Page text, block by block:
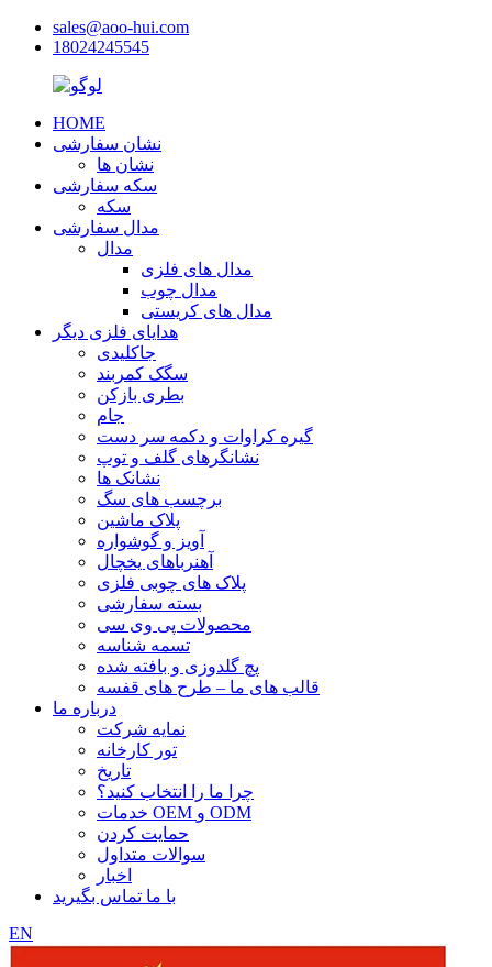
sales@aoo-hui.com
18024245545
HOME
نشان سفارشی
نشان ها
سکه سفارشی
سکه
مدال سفارشی
مدال
مدال های فلزی
مدال چوب
مدال های کریستی
هدایای فلزی دیگر
جاکلیدی
سگک کمربند
بطری بازکن
جام
گیره کراوات و دکمه سر دست
نشانگرهای گلف و توپ
نشانک ها
برچسب های سگ
پلاک ماشین
آویز و گوشواره
آهنرباهای یخچال
پلاک های چوبی فلزی
بسته سفارشی
محصولات پی وی سی
تسمه شناسه
پچ گلدوزی و بافته شده
قالب های ما – طرح های قفسه
درباره ما
نمایه شرکت
تور کارخانه
تاریخ
چرا ما را انتخاب کنید؟
خدمات OEM و ODM
حمایت کردن
سوالات متداول
اخبار
با ما تماس بگیرید
EN